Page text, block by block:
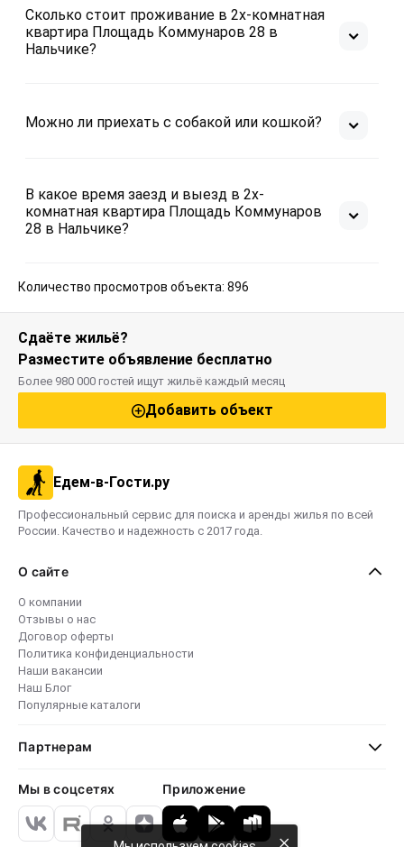
Сколько стоит проживание в 2х-комнатная
квартира Площадь Коммунаров 28 в
Нальчике?
Можно ли приехать с собакой или кошкой?
В какое время заезд и выезд в 2х-
комнатная квартира Площадь Коммунаров
28 в Нальчике?
Количество просмотров объекта: 896
Сдаёте жильё?
Разместите объявление бесплатно
Более 980 000 гостей ищут жильё каждый месяц
Добавить объект
Едем-в-Гости.ру
Профессиональный сервис для поиска и аренды жилья по всей
России. Качество и надежность с 2017 года.
О сайте
О компании
Отзывы о нас
Договор оферты
Политика конфиденциальности
Наши вакансии
Наш Блог
Популярные каталоги
Партнерам
Мы в соцсетях Приложение
×